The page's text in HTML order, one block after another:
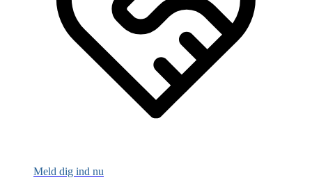
Meld dig ind nu